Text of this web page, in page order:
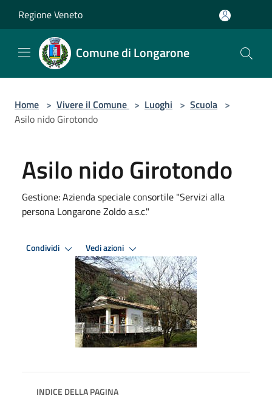
Regione Veneto
Comune di Longarone
Home > Vivere il Comune > Luoghi > Scuola >
Asilo nido Girotondo
Asilo nido Girotondo
Gestione: Azienda speciale consortile "Servizi alla
persona Longarone Zoldo a.s.c."
Condividi Vedi azioni
INDICE DELLA PAGINA